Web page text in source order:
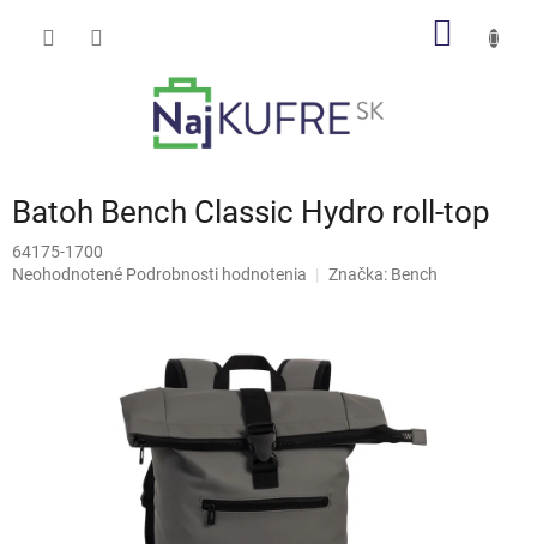
Batoh Bench Classic Hydro roll-top
64175-1700
Priemerné
Neohodnotené Podrobnosti hodnotenia Značka: Bench